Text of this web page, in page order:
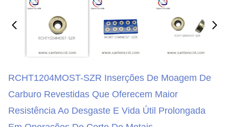
RCHT1204MOST-SZR Inserções De Moagem De
Carburo Revestidas Que Oferecem Maior
Resistência Ao Desgaste E Vida Útil Prolongada